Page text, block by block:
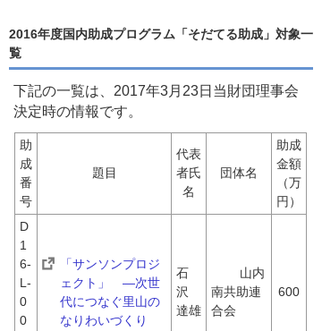
2016年度国内助成プログラム「そだてる助成」対象一
覧
下記の一覧は、2017年3月23日当財団理事会
決定時の情報です。
助
成
番
号
題目
代表
者氏
名
団体名
助成
金額
（万
円）
D
1
6-
L-
0
0
「サンソンプロジ
ェクト」　―次世
代につなぐ里山の
なりわいづくり
石
沢
達雄
南共助連
合会
600